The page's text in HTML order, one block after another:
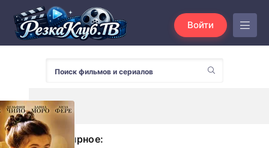
Войти
Популярное: